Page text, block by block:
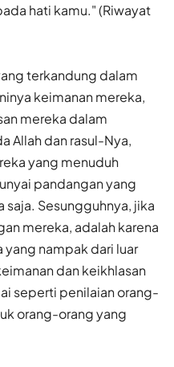
hati kamu." (Riwayat
terkandung dalam
keimanan mereka,
mereka dalam
Allah dan rasul-Nya,
yang menuduh
pandangan yang
Sesungguhnya, jika
mereka, adalah karena
nampak dari luar
dan keikhlasan
seperti penilaian orang-
orang-orang yang